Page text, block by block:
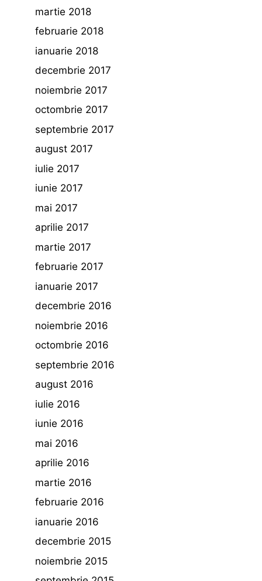
martie 2018
februarie 2018
ianuarie 2018
decembrie 2017
noiembrie 2017
octombrie 2017
septembrie 2017
august 2017
iulie 2017
iunie 2017
mai 2017
aprilie 2017
martie 2017
februarie 2017
ianuarie 2017
decembrie 2016
noiembrie 2016
octombrie 2016
septembrie 2016
august 2016
iulie 2016
iunie 2016
mai 2016
aprilie 2016
martie 2016
februarie 2016
ianuarie 2016
decembrie 2015
noiembrie 2015